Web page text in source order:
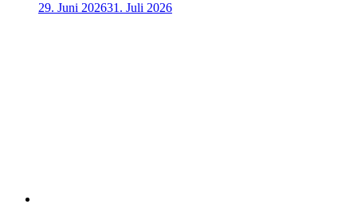
29. Juni 202631. Juli 2026